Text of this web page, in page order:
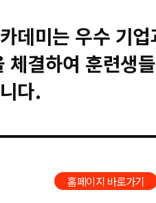
데미는 우수 기
체결하여 훈련생
다.
홈페이지 바로가기